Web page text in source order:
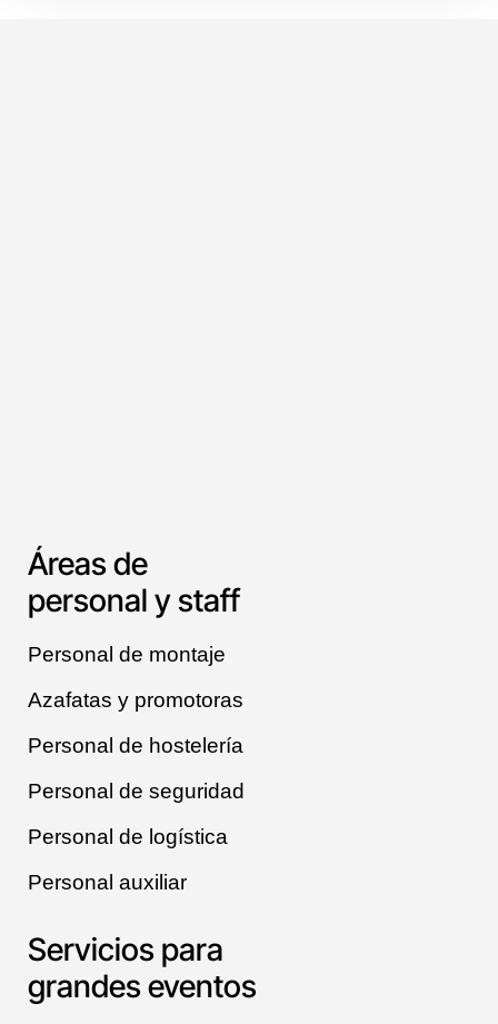
Áreas de
personal y staff
Personal de montaje
Azafatas y promotoras
Personal de hostelería
Personal de seguridad
Personal de logística
Personal auxiliar
Servicios para
grandes eventos